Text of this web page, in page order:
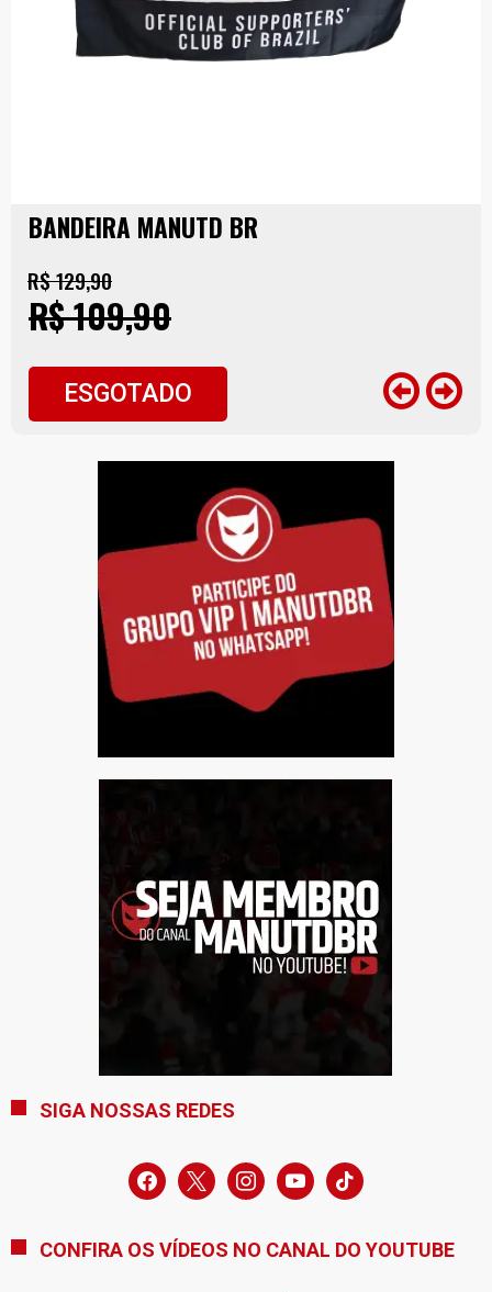
BANDEIRA MANUTD BR
R$ 129,90
R$ 109,90
ESGOTADO
SIGA NOSSAS REDES
facebook
x instagramyoutubetiktok
CONFIRA OS VÍDEOS NO CANAL DO YOUTUBE